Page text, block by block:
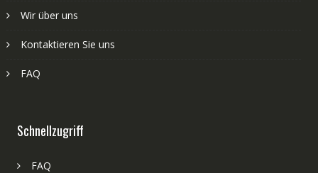
Wir über uns
Kontaktieren Sie uns
FAQ
Schnellzugriff
FAQ